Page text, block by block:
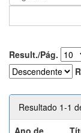
Result./Pág.
Resultado 1-1
Ano de